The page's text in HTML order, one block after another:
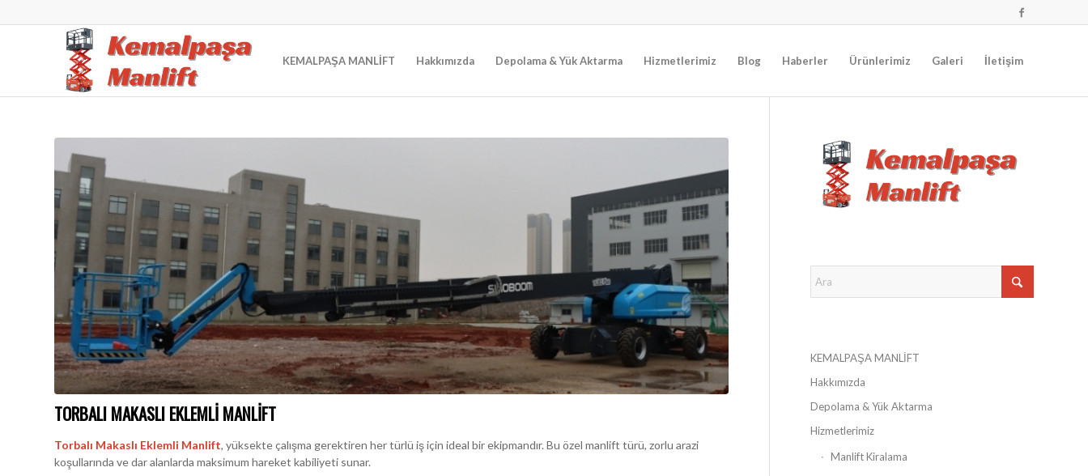
KEMALPAŞA MANLİFT Hakkımızda Depolama & Yük Aktarma Hizmetlerimiz Blog Haberler Ürünlerimiz Galeri İletişim
TORBALI MAKASLI EKLEMLI MANLIFT
Torbalı Makaslı Eklemli Manlift, yüksekte çalışma gerektiren her türlü iş için ideal bir ekipmandır. Bu özel manlift türü, zorlu arazi
koşullarında ve dar alanlarda maksimum hareket kabiliyeti sunar.
KEMALPAŞA MANLİFT
Hakkımızda
Depolama & Yük Aktarma
Hizmetlerimiz
Manlift Kiralama